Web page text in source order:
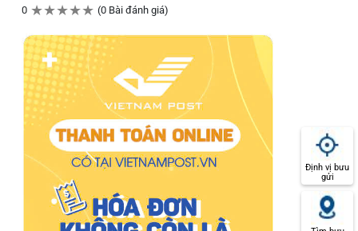
0 ★★★★★ 0 Bài đánh giá
Định vị bưu
gửi